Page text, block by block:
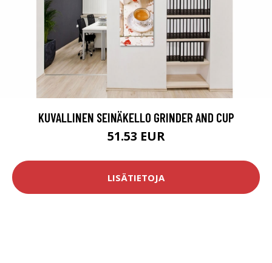
KUVALLINEN SEINÄKELLO GRINDER AND CUP
51.53 EUR
LISÄTIETOJA